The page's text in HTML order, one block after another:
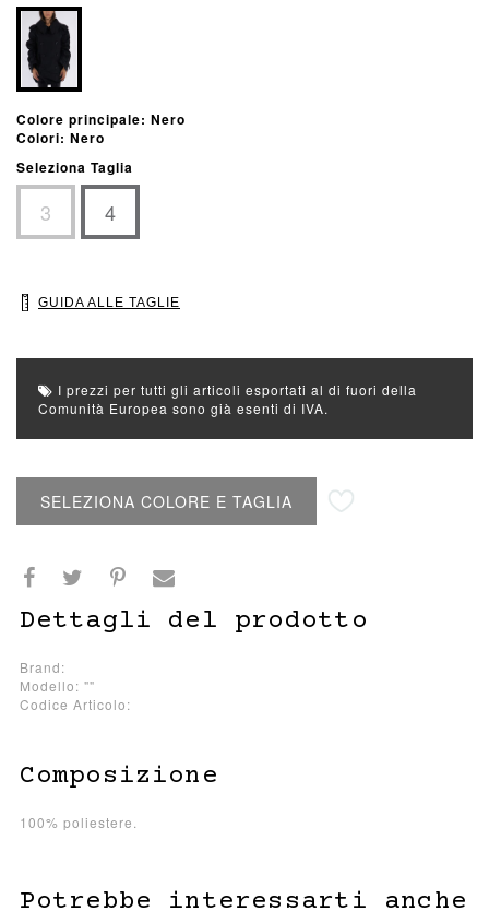
Colore principale: Nero
Colori: Nero
Seleziona Taglia
3 4
GUIDA ALLE TAGLIE
I prezzi per tutti gli articoli esportati al di fuori della
Comunità Europea sono già esenti di IVA.
SELEZIONA COLORE E TAGLIA
Dettagli del prodotto
Brand:
Modello: ""
Codice Articolo:
Composizione
100% poliestere.
Potrebbe interessarti anche